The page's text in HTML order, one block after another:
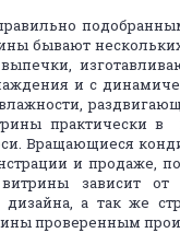
бывают
и с
практически в
Вращающиеся
и продаже,
зависит от
дизайна, а так же
проверенным